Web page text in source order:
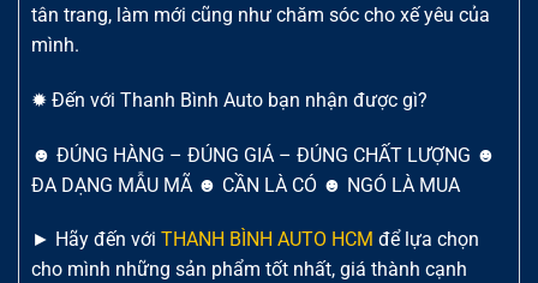
tân trang, làm mới cũng như chăm sóc cho xế yêu của
mình.
✹ Đến với Thanh Bình Auto bạn nhận được gì?
☻ ĐÚNG HÀNG – ĐÚNG GIÁ – ĐÚNG CHẤT LƯỢNG ☻
ĐA DẠNG MẪU MÃ ☻ CẦN LÀ CÓ ☻ NGÓ LÀ MUA
► Hãy đến với THANH BÌNH AUTO HCM để lựa chọn
cho mình những sản phẩm tốt nhất, giá thành cạnh